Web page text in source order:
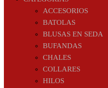
ACCESORIOS
BATOLAS
BLUSAS EN SEDA
BUFANDAS
CHALES
COLLARES
HILOS